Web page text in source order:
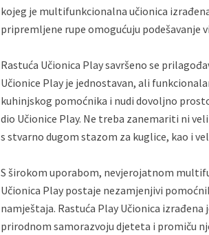
kojeg je multifunkcionalna učionica
pripremljene rupe omogućuju podešavanje
Rastuća Učionica Play savršeno se
Učionice Play je jednostavan, ali
kuhinjskog pomoćnika i nudi dovoljno
dio Učionice Play. Ne treba zanemariti ni
s stvarno dugom stazom za kuglice, kao i
S širokom uporabom, nevjerojatnom
Učionica Play postaje nezamjenjivi
namještaja. Rastuća Play Učionica
prirodnom samorazvoju djeteta i promiču